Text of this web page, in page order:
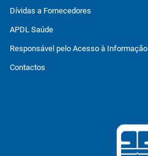
Dívidas a Fornecedores
APDL Saúde
Responsável pelo Acesso à Informação
Contactos